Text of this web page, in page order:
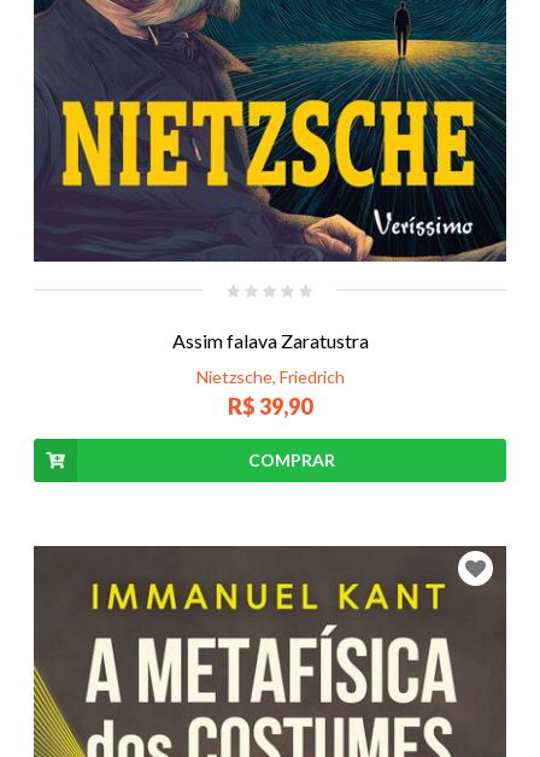
Assim falava Zaratustra
Nietzsche, Friedrich
R$ 39,90
COMPRAR